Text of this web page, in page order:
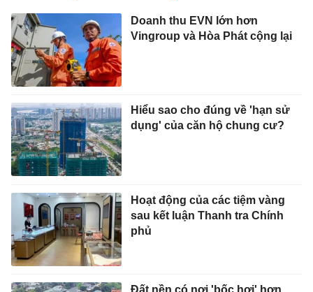
Doanh thu EVN lớn hơn
Vingroup và Hòa Phát cộng lại
Hiểu sao cho đúng về 'hạn sử
dụng' của căn hộ chung cư?
Hoạt động của các tiệm vàng
sau kết luận Thanh tra Chính
phủ